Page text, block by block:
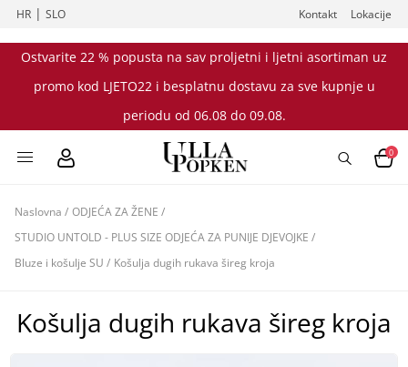
HR |SLO Kontakt Lokacije
Ostvarite 22 % popusta na sav proljetni i ljetni asortiman uz
promo kod LJETO22 i besplatnu dostavu za sve kupnje u
periodu od 06.08 do 09.08.
0
Naslovna / ODJEĆA ZA ŽENE /
STUDIO UNTOLD - PLUS SIZE ODJEĆA ZA PUNIJE DJEVOJKE /
Bluze i košulje SU / Košulja dugih rukava šireg kroja
Košulja dugih rukava šireg kroja